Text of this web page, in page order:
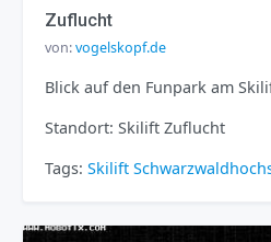
Zuflucht
von:vogelskopf.de
Blick auf den Funpark am
Standort: Skilift Zuflucht
Tags: Skilift